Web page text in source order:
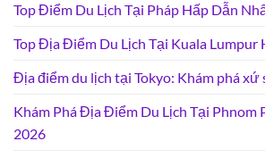
Top Điểm Du Lịch Tại Pháp Hấp Dẫn
Top Địa Điểm Du Lịch Tại Kuala
Địa điểm du lịch tại Tokyo: Khám phá xứ
Khám Phá Địa Điểm Du Lịch Tại Phnom
2026